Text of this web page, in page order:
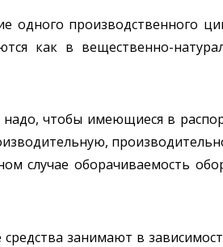
одного производственного
как в вещественно-
чтобы имеющиеся в
случае оборачиваемость
занимают в